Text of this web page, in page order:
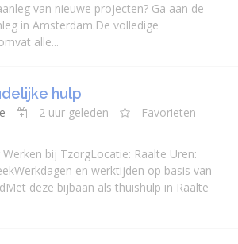
van nieuwe projecten? Ga aan de
in Amsterdam.De volledige
alle...
hulp
2 uur geleden
Favorieten
bij TzorgLocatie: Raalte Uren:
en werktijden op basis van
deze bijbaan als thuishulp in Raalte